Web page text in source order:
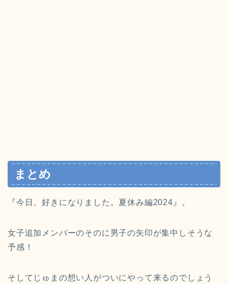
まとめ
『今日、好きになりました。夏休み編2024』。
女子追加メンバーのそのに男子の矢印が集中しそうな
予感！
そしてじゅまの想い人がついにやって来るのでしょう